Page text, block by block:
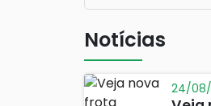
Notícias
24/08/